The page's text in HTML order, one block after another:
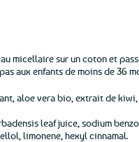
micellaire sur un coton et
aux enfants de moins de 36
aloe vera bio, extrait de
leaf juice, sodium
limonene, hexyl cinnamal.